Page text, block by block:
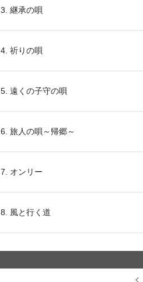
3. 継承の唄
4. 祈りの唄
5. 遠くの子守の唄
6. 旅人の唄～帰郷～
7. オンリー
8. 風と行く道